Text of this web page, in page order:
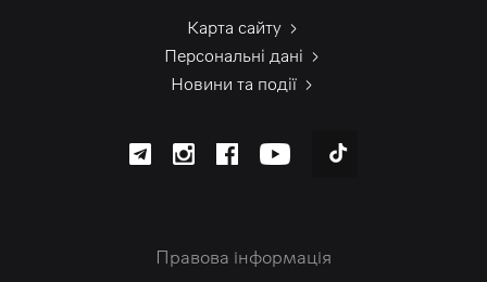
Карта сайту
Персональні дані
Новини та події
Правова інформація